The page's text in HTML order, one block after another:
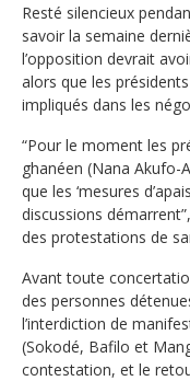
Resté silencieux
savoir la semaine
l’opposition devrait
alors que les
impliqués dans les
“Pour le moment les
ghanéen (Nana Akufo-
que les ‘mesures
discussions
des protestations de
Avant toute
des personnes
l’interdiction de
(Sokodé, Bafilo et
contestation, et le